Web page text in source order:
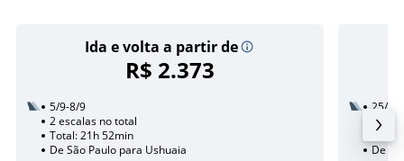
Ida e volta a partir de
R$ 2.373
5/9-8/9
2 escalas no total
Total: 21h 52min
De São Paulo para Ushuaia
25/8
1
De